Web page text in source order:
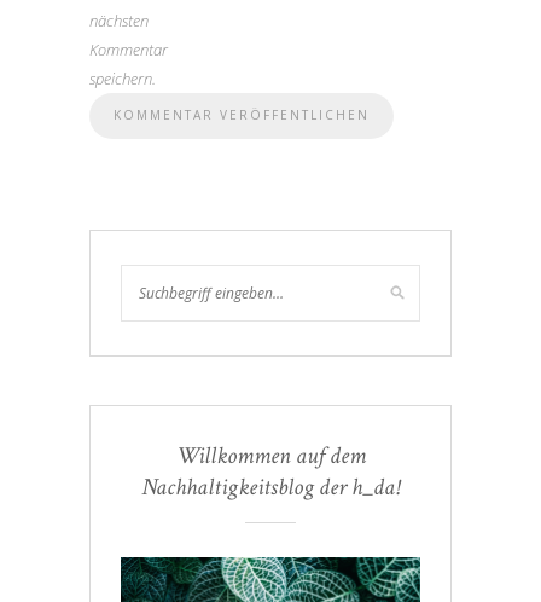
nächsten
Kommentar
speichern.
Willkommen auf dem
Nachhaltigkeitsblog der h_da!